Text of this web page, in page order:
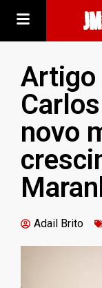
JM
Artigo
novo
Adail Brito